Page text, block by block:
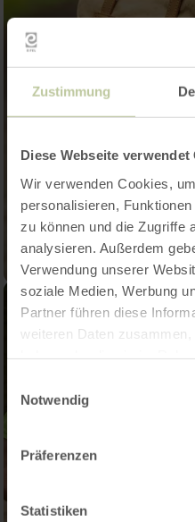
Zustimmung
Diese Webseite verwendet
Wir verwenden Cookies,
personalisieren,
zu können und die Zugriffe
analysieren. Außerdem
Verwendung unserer
soziale Medien, Werbung
Partner führen diese
weiteren Daten
Notwendig
Präferenzen
Statistiken